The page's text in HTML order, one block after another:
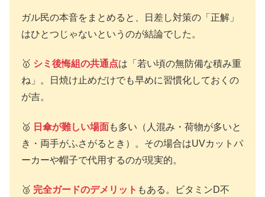
ガル民の本音をまとめると、日差し対策の「正解」
はひとつじゃないというのが結論でした。
🥇 シミ後悔組の共通点は「若い頃の無防備な積み重
ね」。日焼け止めだけでも早めに習慣化しておくの
が吉。
🥈 日傘が難しい場面も多い（人混み・荷物が多いと
き・両手がふさがるとき）。その場合はUVカットパ
ーカーや帽子で代用するのが現実的。
🥉 完全ガードのデメリット もある。ビタミンD不